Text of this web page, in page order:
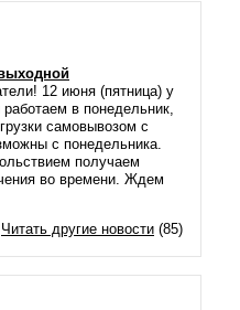
12 июня (пятница) у
в понедельник,
самовывозом с
с понедельника.
получаем
во времени. Ждем
Читать другие новости (85)